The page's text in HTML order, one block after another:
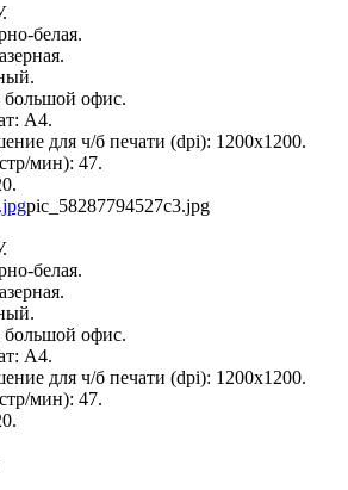
белая.
большой офис.
A4.
для ч/б печати (dpi): 1200x1200.
мин): 47.
pic_58287794527c3.jpg
белая.
большой офис.
A4.
для ч/б печати (dpi): 1200x1200.
мин): 47.